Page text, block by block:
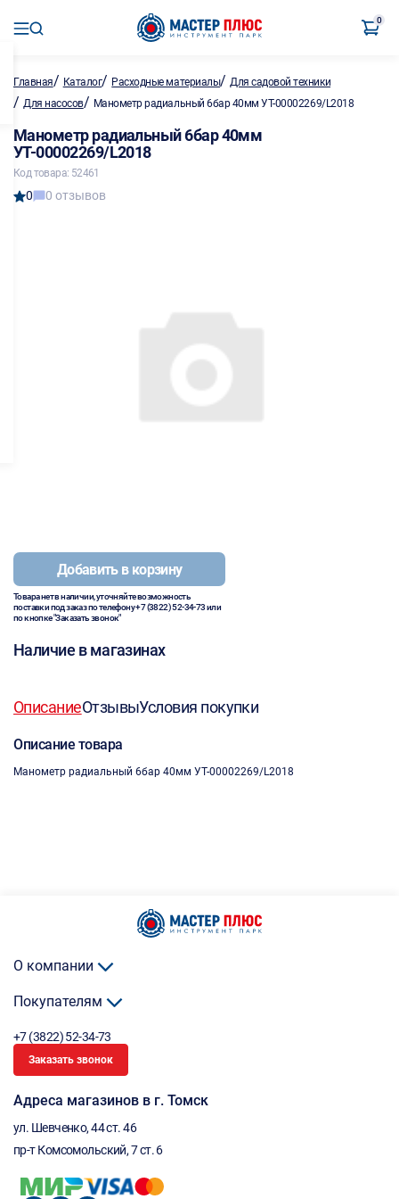
0
Главная/ Каталог/ Расходные материалы/Для садовой техники
/ Для насосов/ Манометр радиальный 6бар 40мм УТ-00002269/L2018
Манометр радиальный 6бар 40мм
УТ-00002269/L2018
Код товара: 52461
0 0 отзывов
Добавить в корзину
Товара нет в наличии, уточняйте возможность
поставки под заказ по телефону+7 (3822) 52-34-73или
по кнопке "Заказать звонок"
Наличие в магазинах
ОписаниеОтзывыУсловия покупки
Описание товара
Манометр радиальный 6бар 40мм УТ-00002269/L2018
О компании
Покупателям
+7 (3822) 52-34-73
Заказать звонок
Адреса магазинов в г. Томск
ул. Шевченко, 44 ст. 46
пр-т Комсомольский, 7 ст. 6